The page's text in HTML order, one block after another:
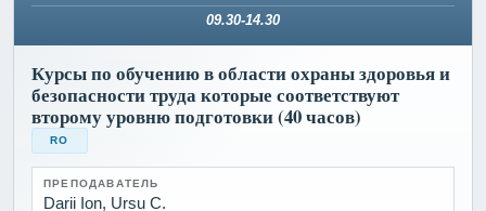
09.30-14.30
Курсы по обучению в области охраны здоровья и
безопасности труда которые соответствуют
второму уровню подготовки (40 часов)
RO
ПРЕПОДАВАТЕЛЬ
Darii Ion, Ursu C.